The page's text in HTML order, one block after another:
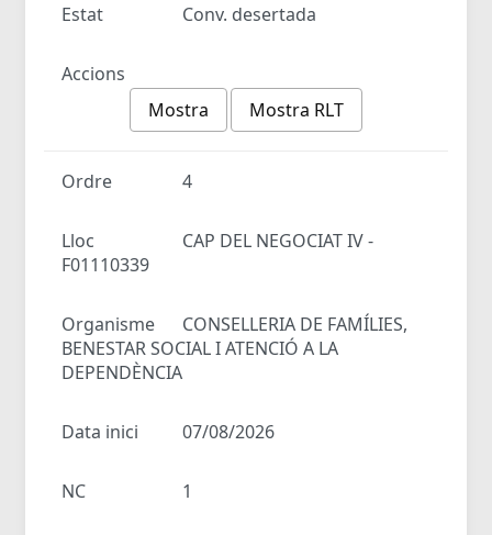
Estat Conv. desertada
Accions
Mostra
Mostra RLT
Ordre 4
Lloc
CAP DEL NEGOCIAT IV -
F01110339
Organisme
CONSELLERIA DE FAMÍLIES,
BENESTAR SOCIAL I ATENCIÓ A LA
DEPENDÈNCIA
Data inici 07/08/2026
NC 1